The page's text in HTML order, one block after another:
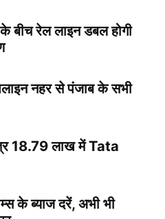
बीच रेल लाइन डबल होगी
नहर से पंजाब के सभी
18.79 लाख में Tata
के ब्याज दरें, अभी भी